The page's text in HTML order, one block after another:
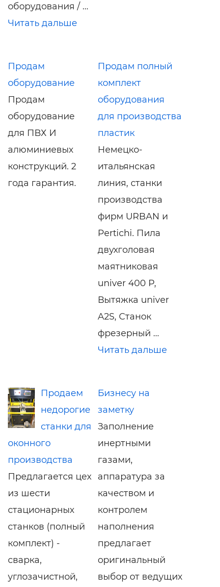
оборудования / ...
Читать дальше
Продам
оборудование
Продам
оборудование
для ПВХ И
алюминиевых
конструкций. 2
года гарантия.
Продам полный
комплект
оборудования
для производства
пластик
Немецко-
итальянская
линия, станки
производства
фирм URBAN и
Pertichi. Пила
двухголовая
маятниковая
univer 400 P,
Вытяжка univer
A2S, Станок
фрезерный ...
Читать дальше
Продаем
недорогие
станки для
оконного
производства
Предлагается цех
из шести
стационарных
станков (полный
комплект) -
сварка,
углозачистной,
Бизнесу на
заметку
Заполнение
инертными
газами,
аппаратура за
качеством и
контролем
наполнения
предлагает
оригинальный
выбор от ведущих